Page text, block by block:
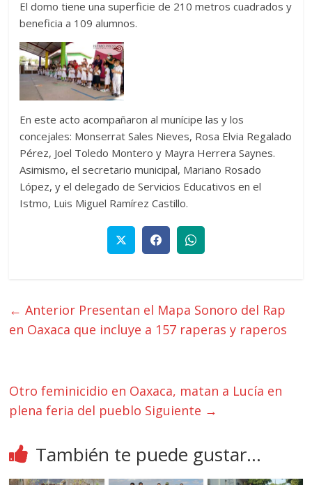
El domo tiene una superficie de 210 metros cuadrados y
beneficia a 109 alumnos.
En este acto acompañaron al munícipe las y los
concejales: Monserrat Sales Nieves, Rosa Elvia Regalado
Pérez, Joel Toledo Montero y Mayra Herrera Saynes.
Asimismo, el secretario municipal, Mariano Rosado
López, y el delegado de Servicios Educativos en el
Istmo, Luis Miguel Ramírez Castillo.
← Anterior Presentan el Mapa Sonoro del Rap
en Oaxaca que incluye a 157 raperas y raperos
Otro feminicidio en Oaxaca, matan a Lucía en
plena feria del pueblo Siguiente →
También te puede gustar...